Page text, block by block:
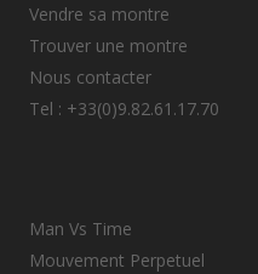
Vendre sa montre
Trouver une montre
Nous contacter
Tel : +33(0)9.82.61.17.70
Man Vs Time
Mouvement Perpetuel